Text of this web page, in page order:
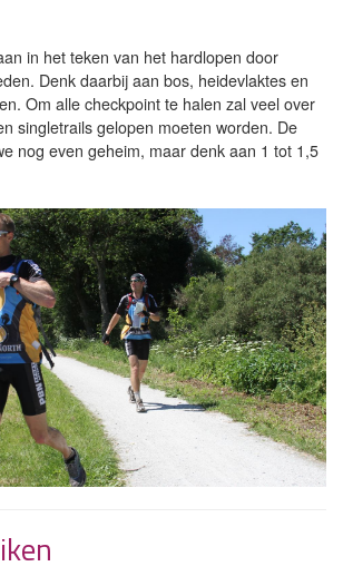
in het teken van het hardlopen door
Denk daarbij aan bos, heidevlaktes en
Om alle checkpoint te halen zal veel over
singletrails gelopen moeten worden. De
nog even geheim, maar denk aan 1 tot 1,5